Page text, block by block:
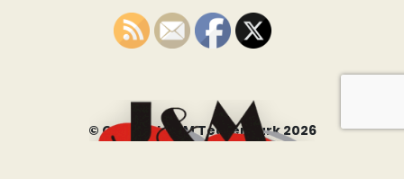
© Copyright JM Teaterwurk 2026